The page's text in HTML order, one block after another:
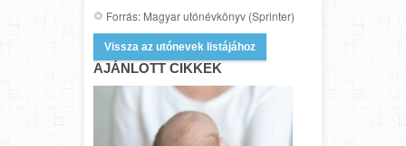
Forrás: Magyar utónévkönyv (Sprinter)
Vissza az utónevek listájához
AJÁNLOTT CIKKEK